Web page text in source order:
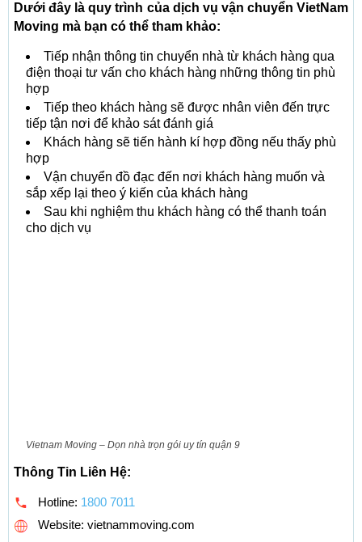
Dưới đây là quy trình của dịch vụ vận chuyển VietNam
Moving mà bạn có thể tham khảo:
Tiếp nhận thông tin chuyển nhà từ khách hàng qua
điện thoại tư vấn cho khách hàng những thông tin phù
hợp
Tiếp theo khách hàng sẽ được nhân viên đến trực
tiếp tận nơi để khảo sát đánh giá
Khách hàng sẽ tiến hành kí hợp đồng nếu thấy phù
hợp
Vận chuyển đồ đạc đến nơi khách hàng muốn và
sắp xếp lại theo ý kiến của khách hàng
Sau khi nghiệm thu khách hàng có thể thanh toán
cho dịch vụ
Vietnam Moving – Dọn nhà trọn gói uy tín quận 9
Thông Tin Liên Hệ:
Hotline: 1800 7011
Website: vietnammoving.com